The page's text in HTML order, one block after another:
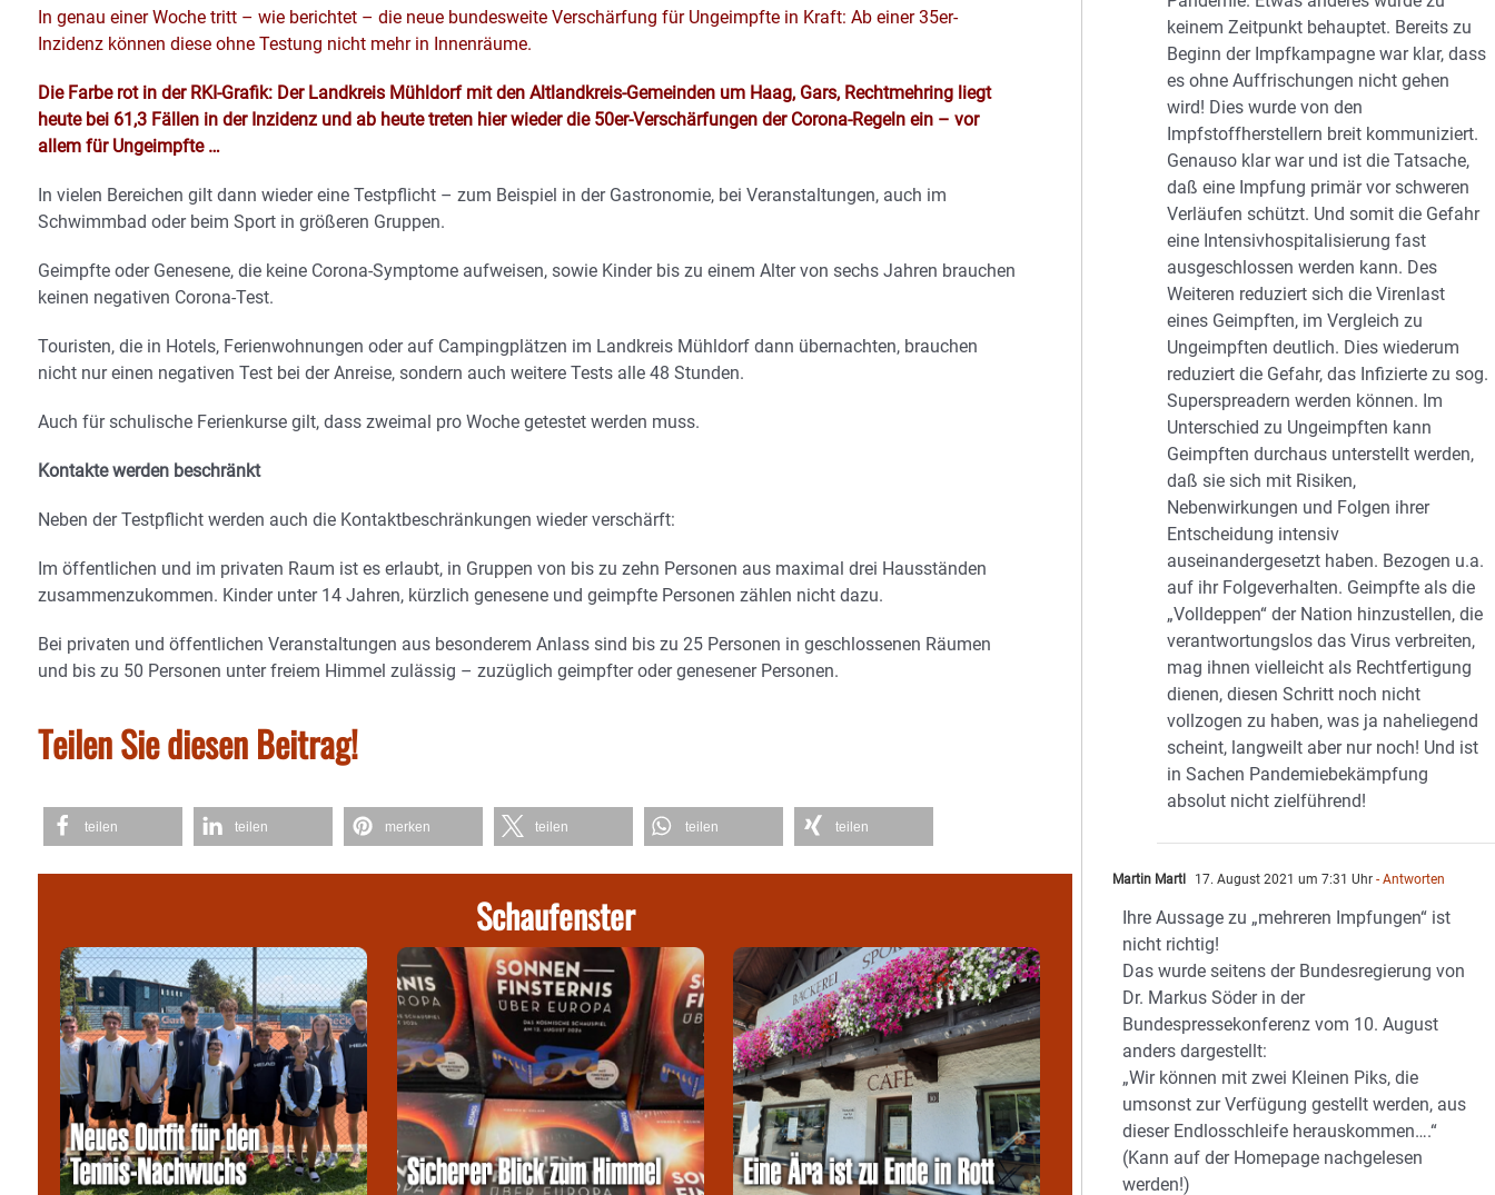
In genau einer Woche tritt – wie berichtet – die neue bundesweite Verschärfung für Ungeimpfte in Kraft: Ab einer 35er-
Inzidenz können diese ohne Testung nicht mehr in Innenräume.
Die Farbe rot in der RKI-Grafik: Der Landkreis Mühldorf mit den Altlandkreis-Gemeinden um Haag, Gars, Rechtmehring liegt
heute bei 61,3 Fällen in der Inzidenz und ab heute treten hier wieder die 50er-Verschärfungen der Corona-Regeln ein – vor
allem für Ungeimpfte …
In vielen Bereichen gilt dann wieder eine Testpflicht – zum Beispiel in der Gastronomie, bei Veranstaltungen, auch im
Schwimmbad oder beim Sport in größeren Gruppen.
Geimpfte oder Genesene, die keine Corona-Symptome aufweisen, sowie Kinder bis zu einem Alter von sechs Jahren brauchen
keinen negativen Corona-Test.
Touristen, die in Hotels, Ferienwohnungen oder auf Campingplätzen im Landkreis Mühldorf dann übernachten, brauchen
nicht nur einen negativen Test bei der Anreise, sondern auch weitere Tests alle 48 Stunden.
Auch für schulische Ferienkurse gilt, dass zweimal pro Woche getestet werden muss.
Kontakte werden beschränkt
Neben der Testpflicht werden auch die Kontaktbeschränkungen wieder verschärft:
Im öffentlichen und im privaten Raum ist es erlaubt, in Gruppen von bis zu zehn Personen aus maximal drei Hausständen
zusammenzukommen. Kinder unter 14 Jahren, kürzlich genesene und geimpfte Personen zählen nicht dazu.
Bei privaten und öffentlichen Veranstaltungen aus besonderem Anlass sind bis zu 25 Personen in geschlossenen Räumen
und bis zu 50 Personen unter freiem Himmel zulässig – zuzüglich geimpfter oder genesener Personen.
Teilen Sie diesen Beitrag!
teilen teilen merken teilen teilen teilen
Schaufenster
keinem Zeitpunkt behauptet. Bereits zu
Beginn der Impfkampagne war klar, dass
es ohne Auffrischungen nicht gehen
wird! Dies wurde von den
Impfstoffherstellern breit kommuniziert.
Genauso klar war und ist die Tatsache,
daß eine Impfung primär vor schweren
Verläufen schützt. Und somit die Gefahr
eine Intensivhospitalisierung fast
ausgeschlossen werden kann. Des
Weiteren reduziert sich die Virenlast
eines Geimpften, im Vergleich zu
Ungeimpften deutlich. Dies wiederum
reduziert die Gefahr, das Infizierte zu sog.
Superspreadern werden können. Im
Unterschied zu Ungeimpften kann
Geimpften durchaus unterstellt werden,
daß sie sich mit Risiken,
Nebenwirkungen und Folgen ihrer
Entscheidung intensiv
auseinandergesetzt haben. Bezogen u.a.
auf ihr Folgeverhalten. Geimpfte als die
„Volldeppen“ der Nation hinzustellen, die
verantwortungslos das Virus verbreiten,
mag ihnen vielleicht als Rechtfertigung
dienen, diesen Schritt noch nicht
vollzogen zu haben, was ja naheliegend
scheint, langweilt aber nur noch! Und ist
in Sachen Pandemiebekämpfung
absolut nicht zielführend!
Martin Martl 17. August 2021 um 7:31 Uhr - Antworten
Ihre Aussage zu „mehreren Impfungen“ ist
nicht richtig!
Das wurde seitens der Bundesregierung von
Dr. Markus Söder in der
Bundespressekonferenz vom 10. August
anders dargestellt:
„Wir können mit zwei Kleinen Piks, die
umsonst zur Verfügung gestellt werden, aus
dieser Endlosschleife herauskommen….“
(Kann auf der Homepage nachgelesen
werden!)